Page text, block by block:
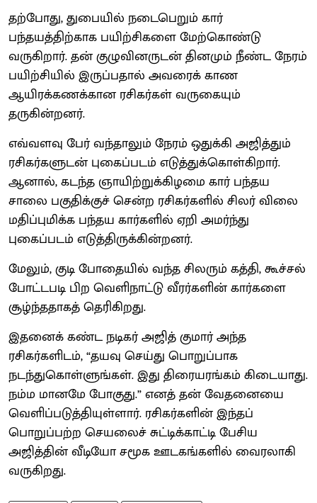
தற்போது, துபையில் நடைபெறும் கார்
பந்தயத்திற்காக பயிற்சிகளை மேற்கொண்டு
வருகிறார். தன் குழுவினருடன் தினமும் நீண்ட நேரம்
பயிற்சியில் இருப்பதால் அவரைக் காண
ஆயிரக்கணக்கான ரசிகர்கள் வருகையும்
தருகின்றனர்.
எவ்வளவு பேர் வந்தாலும் நேரம் ஒதுக்கி அஜித்தும்
ரசிகர்களுடன் புகைப்படம் எடுத்துக்கொள்கிறார்.
ஆனால், கடந்த ஞாயிற்றுக்கிழமை கார் பந்தய
சாலை பகுதிக்குச் சென்ற ரசிகர்களில் சிலர் விலை
மதிப்புமிக்க பந்தய கார்களில் ஏறி அமர்ந்து
புகைப்படம் எடுத்திருக்கின்றனர்.
மேலும், குடி போதையில் வந்த சிலரும் கத்தி, கூச்சல்
போட்டபடி பிற வெளிநாட்டு வீரர்களின் கார்களை
சூழ்ந்ததாகத் தெரிகிறது.
இதனைக் கண்ட நடிகர் அஜித் குமார் அந்த
ரசிகர்களிடம், “தயவு செய்து பொறுப்பாக
நடந்துகொள்ளுங்கள். இது திரையரங்கம் கிடையாது.
நம்ம மானமே போகுது.” எனத் தன் வேதனையை
வெளிப்படுத்தியுள்ளார். ரசிகர்களின் இந்தப்
பொறுப்பற்ற செயலைச் சுட்டிக்காட்டி பேசிய
அஜித்தின் வீடியோ சமூக ஊடகங்களில் வைரலாகி
வருகிறது.